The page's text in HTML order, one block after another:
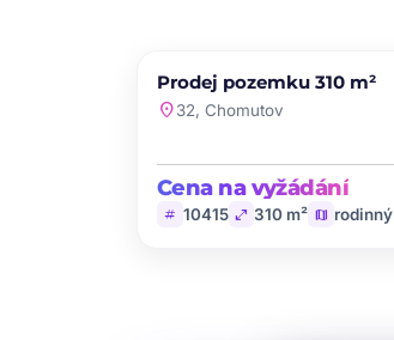
PRODEJ
Prodej pozemku 310 m²
location_on32, Chomutov
Cena na vyžádání
tag 10415 open_in_full 310 m² map rodinný